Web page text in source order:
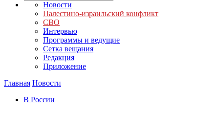
Новости
Палестино-израильский конфликт
СВО
Интервью
Программы и ведущие
Сетка вещания
Редакция
Приложение
Главная Новости
В России